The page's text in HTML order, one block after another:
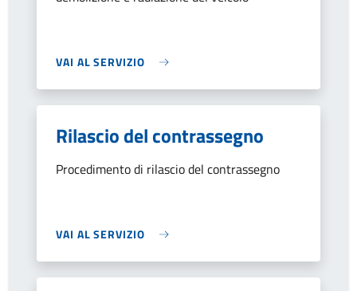
VAI AL SERVIZIO
Rilascio del contrassegno
Procedimento di rilascio del contrassegno
VAI AL SERVIZIO